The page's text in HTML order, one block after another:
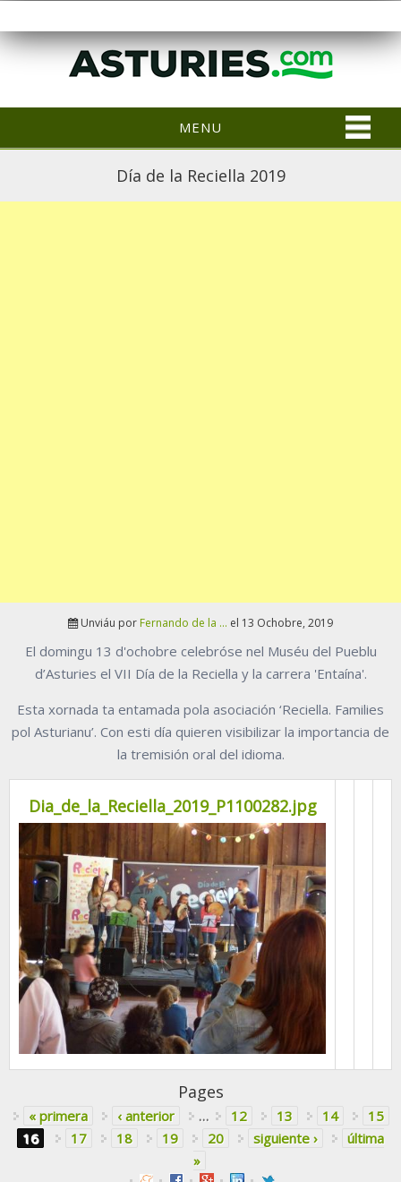
MENU
Día de la Reciella 2019
Unviáu por Fernando de la ... el 13 Ochobre, 2019
El domingu 13 d'ochobre celebróse nel Muséu del Pueblu
d’Asturies el VII Día de la Reciella y la carrera 'Entaína'.
Esta xornada ta entamada pola asociación ‘Reciella. Families
pol Asturianu’. Con esti día quieren visibilizar la importancia de
la tremisión oral del idioma.
Dia_de_la_Reciella_2019_P1100282.jpg
Pages
« primera ‹ anterior … 12 13 14
15
16
17 18 19 20 siguiente ›
última
»